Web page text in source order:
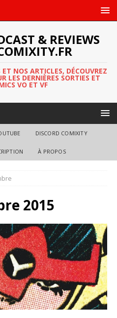
& REVIEWS
NOS ARTICLES, DÉCOUVREZ
LES DERNIÈRES SORTIES ET
VO ET VF
DISCORD COMIXITY
À PROPOS
2015